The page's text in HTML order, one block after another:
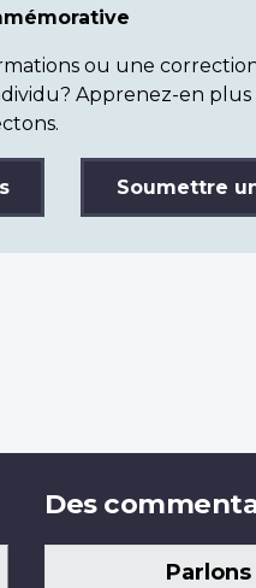
ou une
Apprenez-en plus
Soumettre
Des